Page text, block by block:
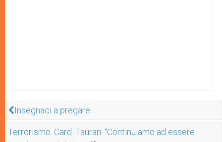
Insegnaci a pregare
Terrorismo. Card. Tauran: “Continuiamo ad essere